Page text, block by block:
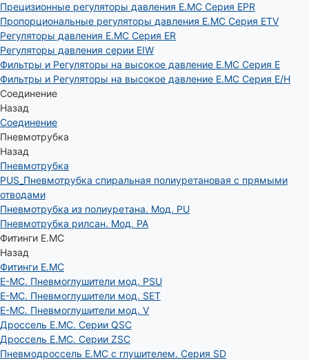
Прецизионные регуляторы давления E.MC Серия EPR
Пропорциональные регуляторы давления E.MC Серия ETV
Регуляторы давления E.MC Серия ER
Регуляторы давления серии EIW
Фильтры и Регуляторы на высокое давление E.MC Серия E
Фильтры и Регуляторы на высокое давление E.MC Серия E/H
Соединение
Назад
Соединение
Пневмотрубка
Назад
Пневмотрубка
PUS_Пневмотрубка спиральная полиуретановая с прямыми
отводами
Пневмотрубка из полиуретана. Мод. РU
Пневмотрубка рилсан. Мод. PA
Фитинги E.MC
Назад
Фитинги E.MC
E-MC. Пневмоглушители мод. PSU
E-MC. Пневмоглушители мод. SET
E-MC. Пневмоглушители мод. V
Дроссель E.MC. Серии QSC
Дроссель E.MC. Серии ZSC
Пневмодроссель E.MC с глушителем. Серия SD